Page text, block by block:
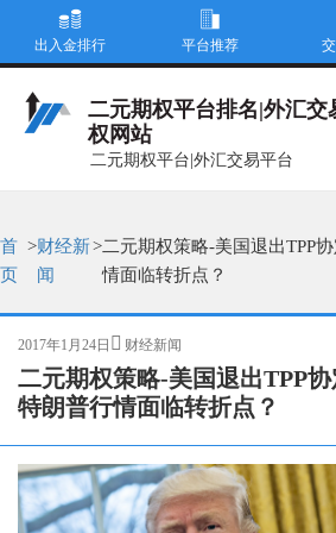
二元期权平台排名|外汇交
权网站
二元期权平台|外汇交易平台
出入金排行 平台推荐
首
页
>财经新
闻
>二元期权策略-美国退出TPP
情面临转折点？
发
布
于
2017年1月24日
分
类
财经新闻
二元期权策略-美国退出TPP
特朗普行情面临转折点？